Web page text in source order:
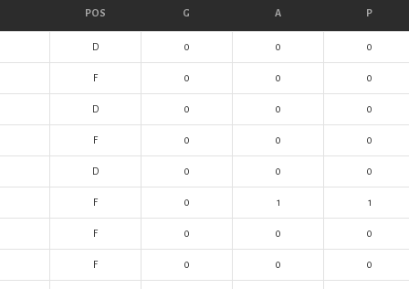
POS G A P
D 0 0 0
F 0 0 0
D 0 0 0
F 0 0 0
D 0 0 0
F 0 1 1
F 0 0 0
F 0 0 0